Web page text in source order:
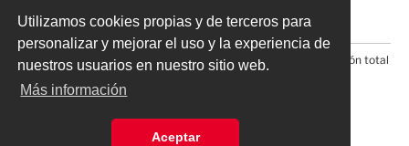
Utilizamos cookies propias y de terceros para
personalizar y mejorar el uso y la experiencia de
nuestros usuarios en nuestro sitio web.
Más información
Aceptar
© 2026 Todos los derechos reservados. Prohibida la reproducción total
o parcial, incluyendo cualquier medio electrónico*